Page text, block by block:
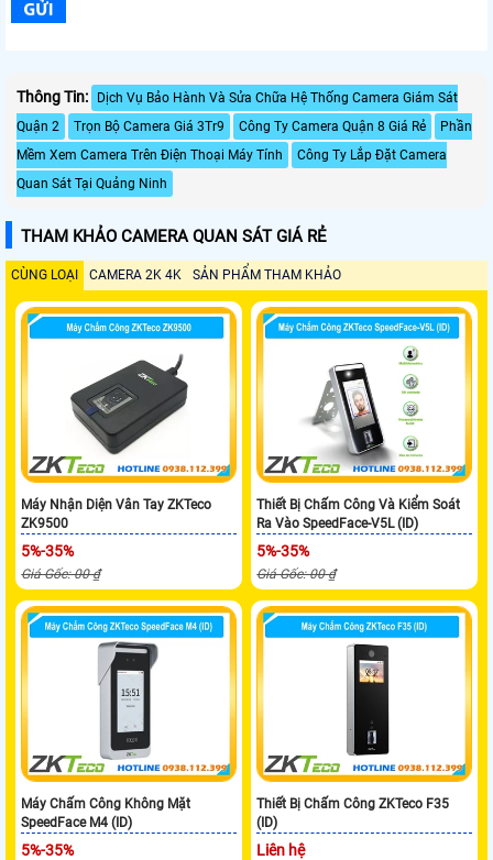
Thông Tin:
Dịch Vụ Bảo Hành Và Sửa Chữa Hệ Thống Camera Giám Sát
Quận 2
Trọn Bộ Camera Giá 3Tr9 Công Ty Camera Quận 8 Giá Rẻ
Phần
Mềm Xem Camera Trên Điện Thoại Máy Tính
Công Ty Lắp Đặt Camera
Quan Sát Tại Quảng Ninh
THAM KHẢO CAMERA QUAN SÁT GIÁ RẺ
CÙNG LOẠI CAMERA 2K 4K SẢN PHẨM THAM KHẢO
Máy Nhận Diện Vân Tay ZKTeco
ZK9500
5%-35%
Giá Gốc: 00 ₫
Thiết Bị Chấm Công Và Kiểm Soát
Ra Vào SpeedFace-V5L (ID)
5%-35%
Giá Gốc: 00 ₫
Máy Chấm Công Không Mặt
SpeedFace M4 (ID)
5%-35%
Thiết Bị Chấm Công ZKTeco F35
(ID)
Liên hệ